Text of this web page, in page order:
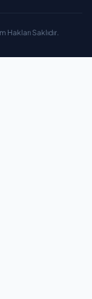
Saklıdır.